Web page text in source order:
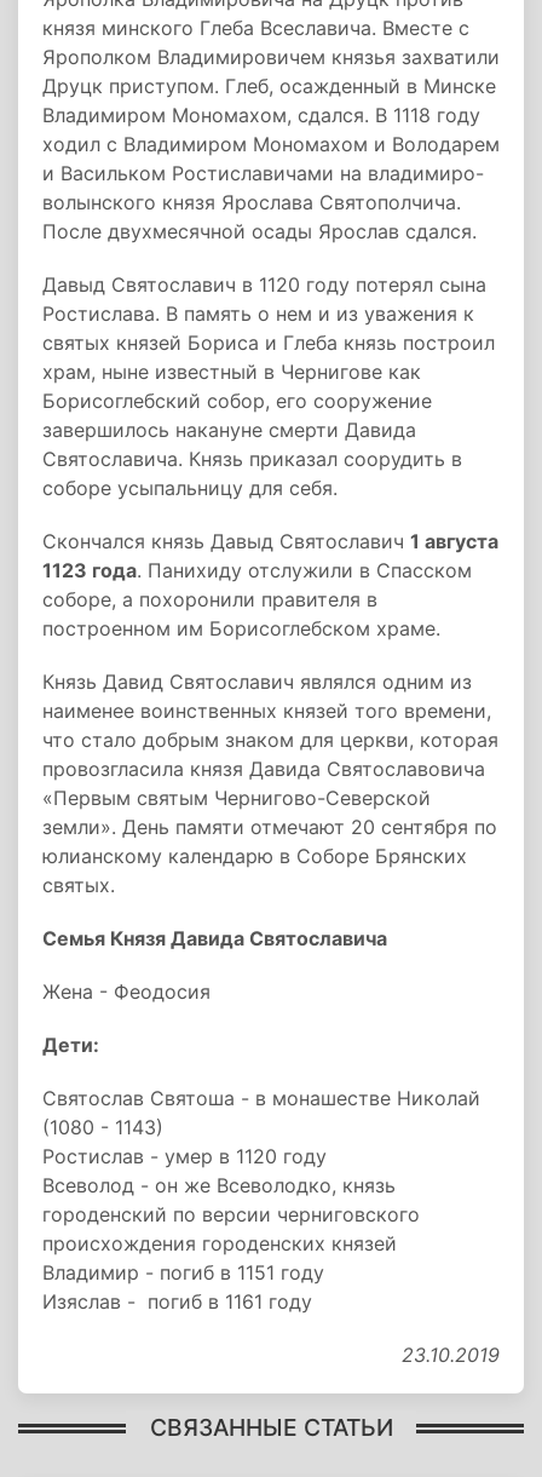
князя минского Глеба Всеславича. Вместе с
Ярополком Владимировичем князья захватили
Друцк приступом. Глеб, осажденный в Минске
Владимиром Мономахом, сдался. В 1118 году
ходил с Владимиром Мономахом и Володарем
и Васильком Ростиславичами на владимиро-
волынского князя Ярослава Святополчича.
После двухмесячной осады Ярослав сдался.
Давыд Святославич в 1120 году потерял сына
Ростислава. В память о нем и из уважения к
святых князей Бориса и Глеба князь построил
храм, ныне известный в Чернигове как
Борисоглебский собор, его сооружение
завершилось накануне смерти Давида
Святославича. Князь приказал соорудить в
соборе усыпальницу для себя.
Скончался князь Давыд Святославич 1 августа
1123 года. Панихиду отслужили в Спасском
соборе, а похоронили правителя в
построенном им Борисоглебском храме.
Князь Давид Святославич являлся одним из
наименее воинственных князей того времени,
что стало добрым знаком для церкви, которая
провозгласила князя Давида Святославовича
«Первым святым Чернигово-Северской
земли». День памяти отмечают 20 сентября по
юлианскому календарю в Соборе Брянских
святых.
Семья Князя Давида Святославича
Жена - Феодосия
Дети:
Святослав Святоша - в монашестве Николай
(1080 - 1143)
Ростислав - умер в 1120 году
Всеволод - он же Всеволодко, князь
городенский по версии черниговского
происхождения городенских князей
Владимир - погиб в 1151 году
Изяслав - погиб в 1161 году
23.10.2019
СВЯЗАННЫЕ СТАТЬИ